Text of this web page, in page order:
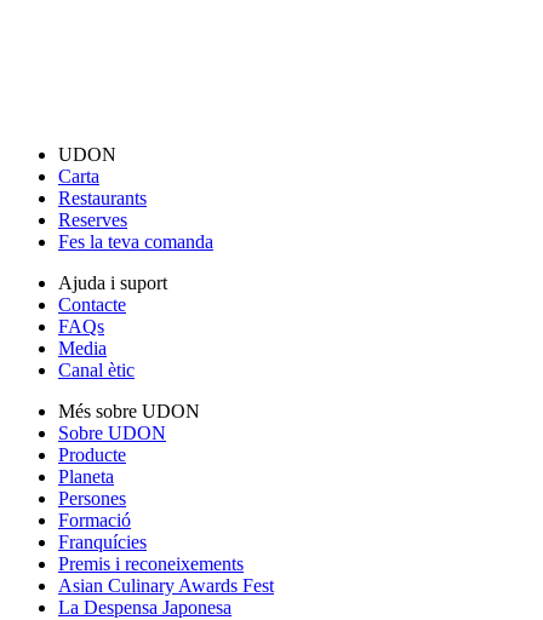
UDON
Carta
Restaurants
Reserves
Fes la teva comanda
Ajuda i suport
Contacte
FAQs
Media
Canal ètic
Més sobre UDON
Sobre UDON
Producte
Planeta
Persones
Formació
Franquícies
Premis i reconeixements
Asian Culinary Awards Fest
La Despensa Japonesa